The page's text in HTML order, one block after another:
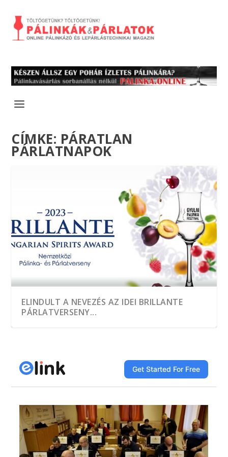
CÍMKE: PÁRATLAN
PÁRLATNAPOK
ELINDULT A NEVEZÉS AZ IDEI BRILLANTE
PÁRLATVERSENY...